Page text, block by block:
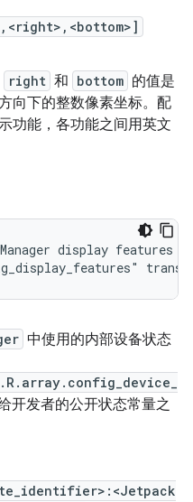
right 和 bottom 的值是
向下的整数像素坐标。配
功能，各功能之间用英文
display features
中使用的内部设备状态
开发者的公开状态常量之